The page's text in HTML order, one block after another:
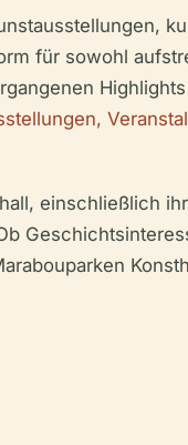
für sowohl
einschließlich